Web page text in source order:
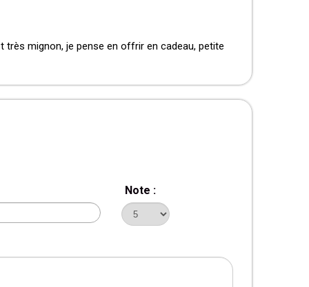
mignon, je pense en offrir en cadeau, petite
Note :